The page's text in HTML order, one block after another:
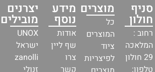
סניף
חולון
רחוב :
המלאכה
29 חולון
טלפון:
מוצרים
כל
המוצרים
ציוד
לפיצריות
מידע
נוסף
אודות
שף ליין
צרו
קשר
יצרנים
מובילים
UNOX
ישראל
zanolli
זנולי